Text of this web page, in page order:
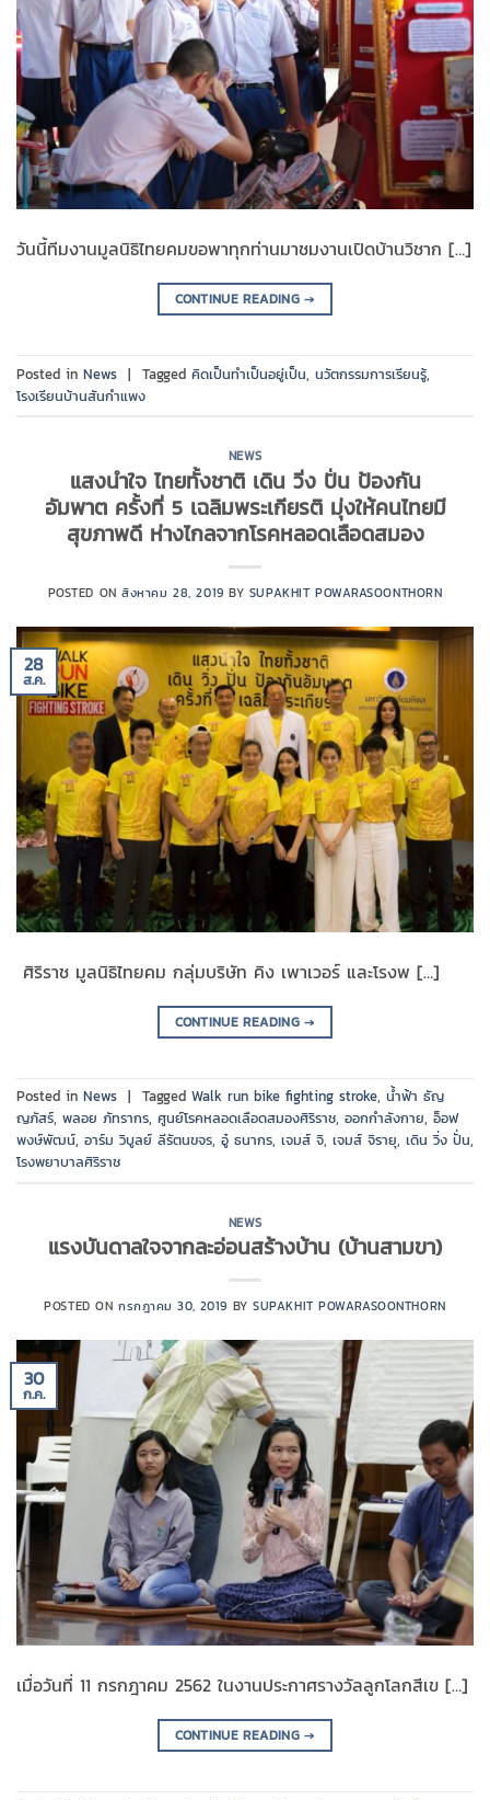
วันนี้ทีมงานมูลนิธิไทยคมขอพาทุกท่านมาชมงานเปิดบ้านวิชาก […]
CONTINUE READING→
Posted in News | Tagged คิดเป็นทำเป็นอยู่เป็น, นวัตกรรมการเรียนรู้,
โรงเรียนบ้านสันกำแพง
NEWS
แสงนำใจ ไทยทั้งชาติ เดิน วิ่ง ปั่น ป้องกัน
อัมพาต ครั้งที่ 5 เฉลิมพระเกียรติ มุ่งให้คนไทยมี
สุขภาพดี ห่างไกลจากโรคหลอดเลือดสมอง
POSTED ONสิงหาคม 28, 2019 BY SUPAKHIT POWARASOONTHORN
28
ส.ค.
ศิริราช มูลนิธิไทยคม กลุ่มบริษัท คิง เพาเวอร์ และโรงพ […]
CONTINUE READING→
Posted in News | Tagged Walk run bike fighting stroke, น้ำฟ้า ธัญ
ญภัสร์, พลอย ภัทรากร, ศูนย์โรคหลอดเลือดสมองศิริราช, ออกกำลังกาย, อ็อฟ
พงษ์พัฒน์, อาร์ม วิบูลย์ ลีรัตนขจร, อู๋ ธนากร, เจมส์ จิ, เจมส์ จิรายุ, เดิน วิ่ง ปั่น,
โรงพยาบาลศิริราช
NEWS
แรงบันดาลใจจากละอ่อนสร้างบ้าน (บ้านสามขา)
POSTED ON กรกฎาคม 30, 2019 BYSUPAKHIT POWARASOONTHORN
30
ก.ค.
เมื่อวันที่ 11 กรกฎาคม 2562 ในงานประกาศรางวัลลูกโลกสีเข […]
CONTINUE READING→